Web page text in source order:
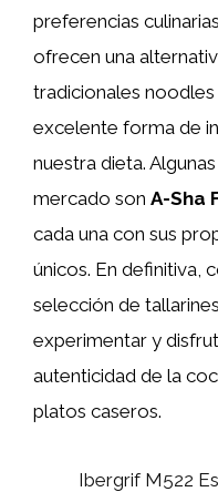
preferencias
ofrecen una
tradicionales
excelente forma de
nuestra dieta.
mercado son A-Sha
cada una con sus
únicos. En definitiva,
selección de
experimentar y
autenticidad de la
platos caseros.
Ibergrif M522